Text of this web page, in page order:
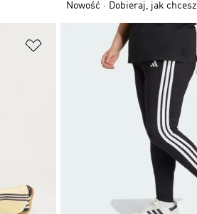
Nowość
Dobieraj, jak chcesz
Dodaj do listy życzeń